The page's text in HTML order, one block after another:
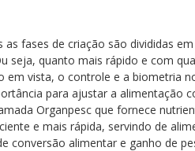
fases de criação são divididas
seja, quanto mais rápido e com
em vista, o controle e a biometria
para ajustar a alimentação
Organpesc que fornece
e mais rápida, servindo de
conversão alimentar e ganho de